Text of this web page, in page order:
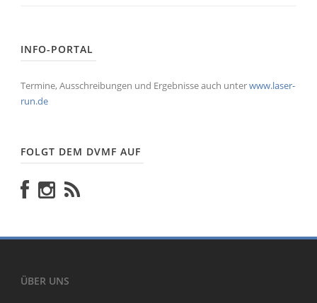
INFO-PORTAL
Termine, Ausschreibungen und Ergebnisse auch unterwww.laser-
run.de
FOLGT DEM DVMF AUF
ÜBER UNS